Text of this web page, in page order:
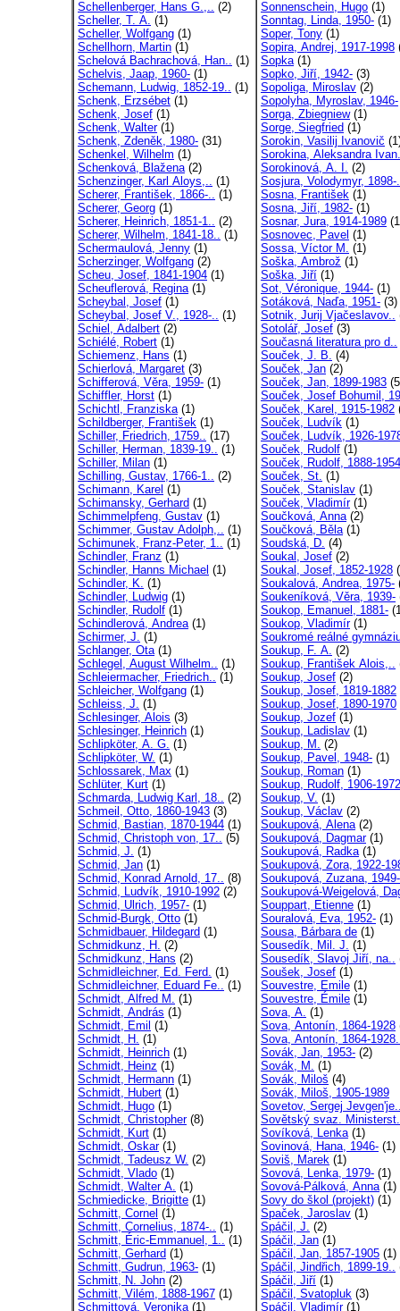
Schellenberger, Hans G.,.. (2)
Scheller, T. A. (1)
Scheller, Wolfgang (1)
Schellhorn, Martin (1)
Schelová Bachrachová, Han.. (1)
Schelvis, Jaap, 1960- (1)
Schemann, Ludwig, 1852-19.. (1)
Schenk, Erzsébet (1)
Schenk, Josef (1)
Schenk, Walter(1)
Schenk, Zdeněk, 1980- (31)
Schenkel, Wilhelm (1)
Schenková, Blažena(2)
Schenzinger, Karl Aloys,.. (1)
Scherer, František, 1866-.. (1)
Scherer, Georg (1)
Scherer, Heinrich, 1851-1.. (2)
Scherer, Wilhelm, 1841-18.. (1)
Schermaulová, Jenny (1)
Scherzinger, Wolfgang (2)
Scheu, Josef, 1841-1904 (1)
Scheuflerová, Regina(1)
Scheybal, Josef (1)
Scheybal, Josef V., 1928-.. (1)
Schiel, Adalbert (2)
Schiélé, Robert (1)
Schiemenz, Hans (1)
Schierlová, Margaret (3)
Schifferová, Věra, 1959- (1)
Schiffler, Horst (1)
Schichtl, Franziska(1)
Schildberger, František (1)
Schiller, Friedrich, 1759.. (17)
Schiller, Herman, 1839-19.. (1)
Schiller, Milan (1)
Schilling, Gustav, 1766-1.. (2)
Schimann, Karel (1)
Schimansky, Gerhard (1)
Schimmelpfeng, Gustav (1)
Schimmer, Gustav Adolph,.. (1)
Schimunek, Franz-Peter, 1.. (1)
Schindler, Franz (1)
Schindler, Hanns Michael (1)
Schindler, K. (1)
Schindler, Ludwig (1)
Schindler, Rudolf (1)
Schindlerová, Andrea(1)
Schirmer, J. (1)
Schlanger, Ota(1)
Schlegel, August Wilhelm.. (1)
Schleiermacher, Friedrich.. (1)
Schleicher, Wolfgang (1)
Schleiss, J. (1)
Schlesinger, Alois (3)
Schlesinger, Heinrich (1)
Schlipköter, A. G. (1)
Schlipköter, W. (1)
Schlossarek, Max (1)
Schlüter, Kurt (1)
Schmarda, Ludwig Karl, 18.. (2)
Schmeil, Otto, 1860-1943 (3)
Schmid, Bastian, 1870-1944 (1)
Schmid, Christoph von, 17.. (5)
Schmid, J. (1)
Schmid, Jan (1)
Schmid, Konrad Arnold, 17.. (8)
Schmid, Ludvík, 1910-1992 (2)
Schmid, Ulrich, 1957- (1)
Schmid-Burgk, Otto (1)
Schmidbauer, Hildegard (1)
Schmidkunz, H. (2)
Schmidkunz, Hans (2)
Schmidleichner, Ed. Ferd. (1)
Schmidleichner, Eduard Fe.. (1)
Schmidt, Alfred M. (1)
Schmidt, András (1)
Schmidt, Emil (1)
Schmidt, H. (1)
Schmidt, Heinrich (1)
Schmidt, Heinz (1)
Schmidt, Hermann (1)
Schmidt, Hubert (1)
Schmidt, Hugo (1)
Schmidt, Christopher(8)
Schmidt, Kurt (1)
Schmidt, Oskar(1)
Schmidt, Tadeusz W. (2)
Schmidt, Vlado (1)
Schmidt, Walter A. (1)
Schmiedicke, Brigitte (1)
Schmitt, Cornel (1)
Schmitt, Cornelius, 1874-.. (1)
Schmitt, Éric-Emmanuel, 1.. (1)
Schmitt, Gerhard (1)
Schmitt, Gudrun, 1963- (1)
Schmitt, N. John (2)
Schmitt, Vilém, 1888-1967 (1)
Schmittová, Veronika(1)
Sonnenschein, Hugo (1)
Sonntag, Linda, 1950- (1)
Soper, Tony (1)
Sopira, Andrej, 1917-1998
Sopka(1)
Sopko, Jiří, 1942- (3)
Sopoliga, Miroslav (2)
Sopolyha, Myroslav, 1946-
Sorga, Zbiegniew(1)
Sorge, Siegfried (1)
Sorokin, Vasilij Ivanovič
Sorokina, Aleksandra
Sorokinová, A. I. (2)
Sosjura, Volodymyr, 1898-
Sosna, František (1)
Sosna, Jiří, 1982- (1)
Sosnar, Jura, 1914-1989
Sosnovec, Pavel (1)
Sossa, Víctor M. (1)
Soška, Ambrož (1)
Soška, Jiří (1)
Sot, Véronique, 1944- (1)
Sotáková, Naďa, 1951- (3)
Sotnik, Jurij Vjačeslavov..
Sotolář, Josef (3)
Současná literatura pro d..
Souček, J. B. (4)
Souček, Jan (2)
Souček, Jan, 1899-1983
Souček, Josef Bohumil,
Souček, Karel, 1915-1982
Souček, Ludvík (1)
Souček, Ludvík, 1926-
Souček, Rudolf (1)
Souček, Rudolf, 1888-1954
Souček, St. (1)
Souček, Stanislav (1)
Souček, Vladimír(1)
Součková, Anna(2)
Součková, Běla(1)
Soudská, D. (4)
Soukal, Josef (2)
Soukal, Josef, 1852-1928
Soukalová, Andrea, 1975-
Soukeníková, Věra, 1939-
Soukop, Emanuel, 1881-
Soukop, Vladimír(1)
Soukromé reálné
Soukup, F. A. (2)
Soukup, František Alois,..
Soukup, Josef (2)
Soukup, Josef, 1819-1882
Soukup, Josef, 1890-1970
Soukup, Jozef (1)
Soukup, Ladislav (1)
Soukup, M. (2)
Soukup, Pavel, 1948- (1)
Soukup, Roman (1)
Soukup, Rudolf, 1906-1972
Soukup, V. (1)
Soukup, Václav (2)
Soukupová, Alena(2)
Soukupová, Dagmar(1)
Soukupová, Radka(1)
Soukupová, Zora, 1922-
Soukupová, Zuzana, 1949-
Soukupová-Weigelová,
Souppart, Etienne (1)
Souralová, Eva, 1952- (1)
Sousa, Bárbara de (1)
Sousedík, Mil. J. (1)
Sousedík, Slavoj Jiří, na..
Soušek, Josef (1)
Souvestre, Emile (1)
Souvestre, Émile (1)
Sova, A. (1)
Sova, Antonín, 1864-1928
Sova, Antonín, 1864-
Sovák, Jan, 1953- (2)
Sovák, M. (1)
Sovák, Miloš (4)
Sovák, Miloš, 1905-1989
Sovetov, Sergej
Sovětský svaz.
Sovíková, Lenka(1)
Sovinová, Hana, 1946- (1)
Soviš, Marek (1)
Sovová, Lenka, 1979- (1)
Sovová-Pálková, Anna(1)
Sovy do škol (projekt) (1)
Spaček, Jaroslav (1)
Spáčil, J. (2)
Spáčil, Jan (1)
Spáčil, Jan, 1857-1905 (1)
Spáčil, Jindřich, 1899-19..
Spáčil, Jiří (1)
Spáčil, Svatopluk (3)
Spáčil, Vladimír(1)